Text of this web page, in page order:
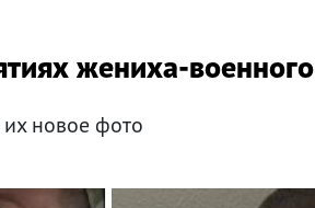
жениха-военного
новое фото